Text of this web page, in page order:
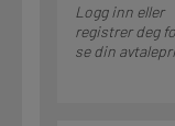
Logg inn eller
registrer deg
se din